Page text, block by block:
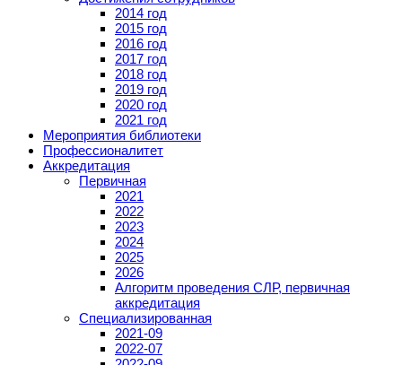
2014 год
2015 год
2016 год
2017 год
2018 год
2019 год
2020 год
2021 год
Мероприятия библиотеки
Профессионалитет
Аккредитация
Первичная
2021
2022
2023
2024
2025
2026
Алгоритм проведения СЛР, первичная
аккредитация
Специализированная
2021-09
2022-07